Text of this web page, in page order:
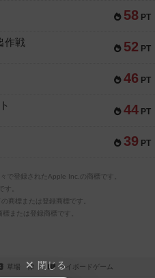
58 PT
52 PT
作戦
46 PT
44 PT
39 PT
で登録されたApple Inc.の商標です。
。
商標または登録商標です。
または登録商標です。
草場 律 マイボードゲーム
閉じる